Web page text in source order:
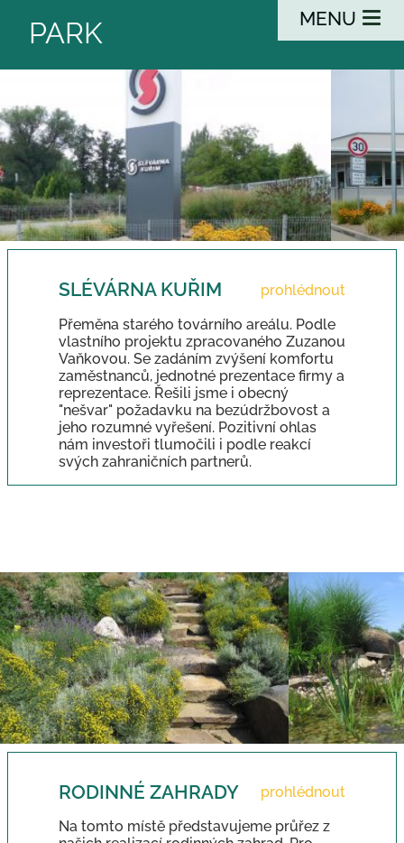
MENU
PARK
SLÉVÁRNA KUŘIM
prohlédnout
Přeměna starého továrního areálu. Podle
vlastního projektu zpracovaného Zuzanou
Vaňkovou. Se zadáním zvýšení komfortu
zaměstnanců, jednotné prezentace firmy a
reprezentace. Řešili jsme i obecný
"nešvar" požadavku na bezúdržbovost a
jeho rozumné vyřešení. Pozitivní ohlas
nám investoři tlumočili i podle reakcí
svých zahraničních partnerů.
RODINNÉ ZAHRADY
prohlédnout
Na tomto místě představujeme průřez z